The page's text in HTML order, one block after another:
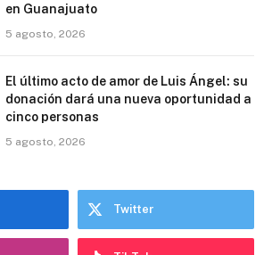
en Guanajuato
5 agosto, 2026
El último acto de amor de Luis Ángel: su
donación dará una nueva oportunidad a
cinco personas
5 agosto, 2026
Twitter